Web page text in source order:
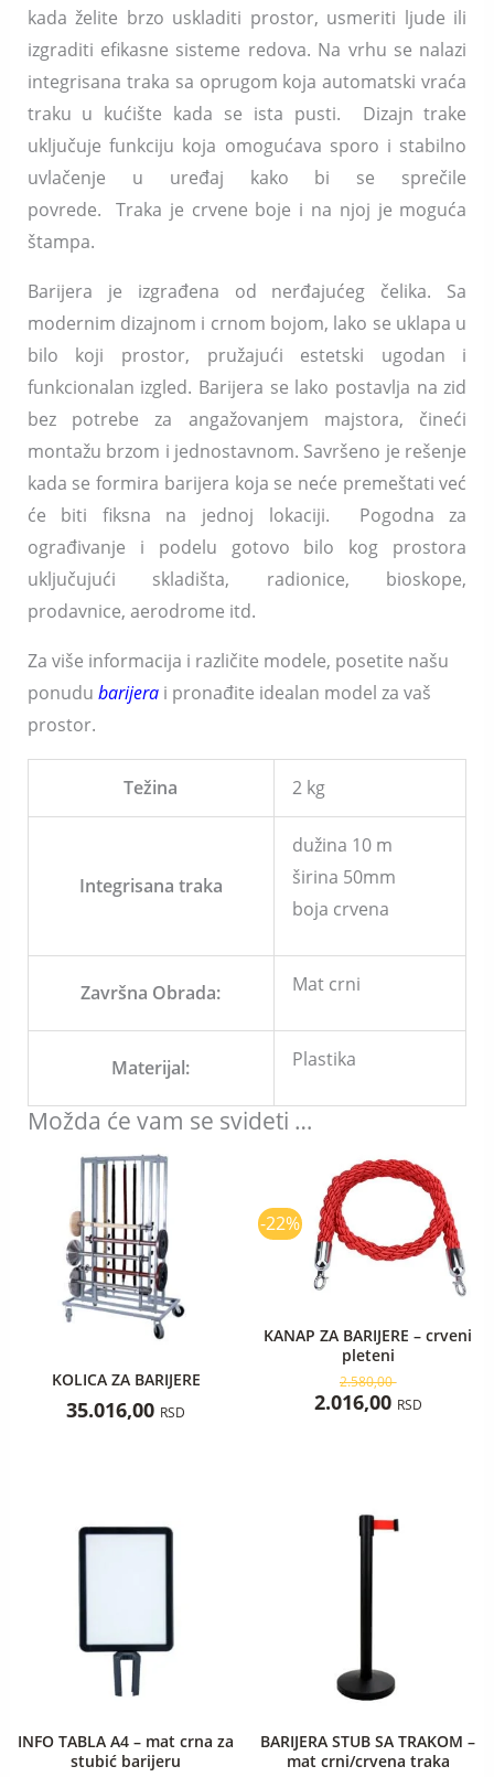
kada želite brzo uskladiti prostor, usmeriti ljude ili
izgraditi efikasne sisteme redova. Na vrhu se nalazi
integrisana traka sa oprugom koja automatski vraća
traku u kućište kada se ista pusti. Dizajn trake
uključuje funkciju koja omogućava sporo i stabilno
uvlačenje u uređaj kako bi se sprečile
povrede. Traka je crvene boje i na njoj je moguća
štampa.
Barijera je izgrađena od nerđajućeg čelika. Sa
modernim dizajnom i crnom bojom, lako se uklapa u
bilo koji prostor, pružajući estetski ugodan i
funkcionalan izgled. Barijera se lako postavlja na zid
bez potrebe za angažovanjem majstora, čineći
montažu brzom i jednostavnom. Savršeno je rešenje
kada se formira barijera koja se neće premeštati već
će biti fiksna na jednoj lokaciji. Pogodna za
ograđivanje i podelu gotovo bilo kog prostora
uključujući skladišta, radionice, bioskope,
prodavnice, aerodrome itd.
Za više informacija i različite modele, posetite našu
ponudu barijerai pronađite idealan model za vaš
prostor.
Težina 2 kg
Integrisana traka
dužina 10 m
širina 50mm
boja crvena
Završna Obrada: Mat crni
Materijal: Plastika
Možda će vam se svideti …
KOLICA ZA BARIJERE
35.016,00 RSD
-22%
KANAP ZA BARIJERE – crveni
pleteni
2.580,00
cena
je
bila:
2.580,00 RSD.
2.016,00 RSD
cena
je:
INFO TABLA A4 – mat crna za
stubić barijeru
BARIJERA STUB SA TRAKOM –
mat crni/crvena traka